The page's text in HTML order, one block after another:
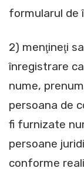
formularul de
2) menţineţi
înregistrare
nume,
persoana de
fi furnizate
persoane
conforme